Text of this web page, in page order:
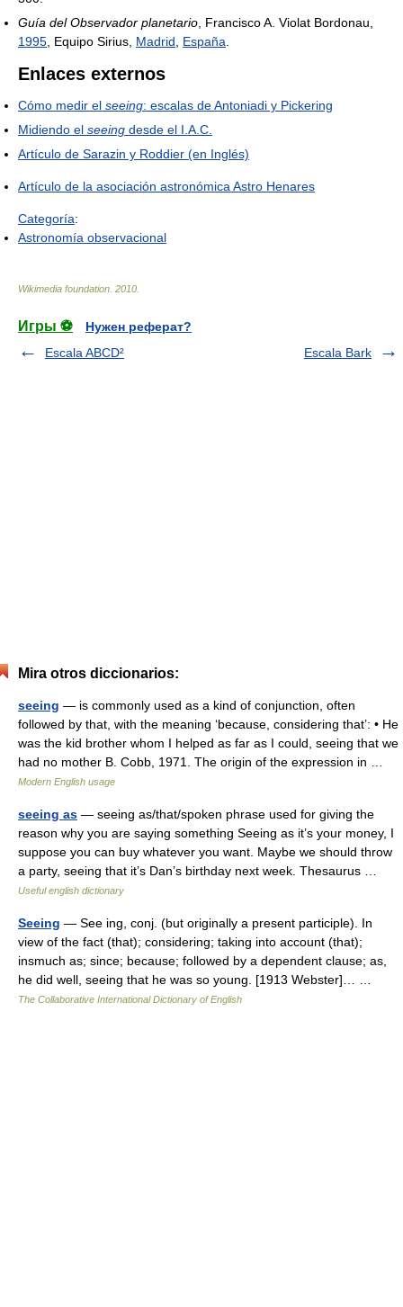
Guía del Observador planetario , Francisco A. Violat Bordonau,
1995 , Equipo Sirius, Madrid España
Enlaces externos
Cómo medir el seeing: escalas de Antoniadi y Pickering
Midiendo el seeing desde el I.A.C.
Artículo de Sarazin y Roddier (en Inglés)
Artículo de la asociación astronómica Astro Henares
Categoría:
Astronomía observacional
Wikimedia foundation 2010
Игры ⚽
Нужен реферат?
Escala ABCD²
Escala Bark
Mira otros diccionarios:
seeing — is commonly used as a kind of conjunction, often
followed by that, with the meaning ‘because, considering that’: • He
was the kid brother whom I helped as far as I could, seeing that we
had no mother B. Cobb, 1971. The origin of the expression in …
Modern English usage
seeing as — seeing as/that/spoken phrase used for giving the
reason why you are saying something Seeing as it’s your money, I
suppose you can buy whatever you want. Maybe we should throw
a party, seeing that it’s Dan’s birthday next week. Thesaurus …
Useful english dictionary
Seeing — See ing, conj. (but originally a present participle). In
view of the fact (that); considering; taking into account (that);
insmuch as; since; because; followed by a dependent clause; as,
he did well, seeing that he was so young. [1913 Webster]… …
The Collaborative International Dictionary of English